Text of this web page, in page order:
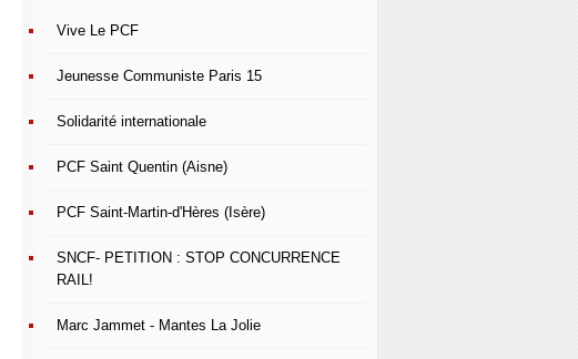
Vive Le PCF
Jeunesse Communiste Paris 15
Solidarité internationale
PCF Saint Quentin (Aisne)
PCF Saint-Martin-d'Hères (Isère)
SNCF- PETITION : STOP CONCURRENCE
RAIL!
Marc Jammet - Mantes La Jolie